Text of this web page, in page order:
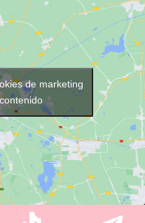
de marketing